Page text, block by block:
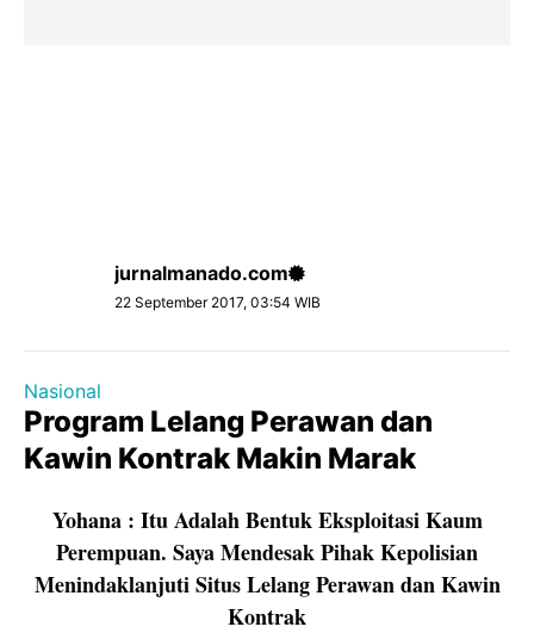
jurnalmanado.com
22 September 2017, 03:54 WIB
Nasional
Program Lelang Perawan dan
Kawin Kontrak Makin Marak
Yohana : Itu Adalah Bentuk Eksploitasi Kaum
Perempuan. Saya Mendesak Pihak Kepolisian
Menindaklanjuti Situs Lelang Perawan dan Kawin
Kontrak